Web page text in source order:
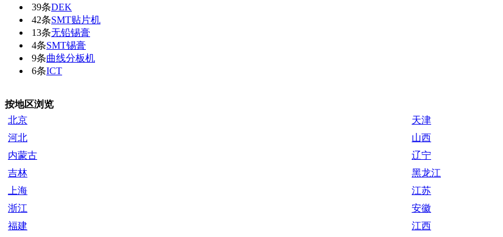
39条DEK
42条SMT贴片机
13条无铅锡膏
4条SMT锡膏
9条曲线分板机
6条ICT
按地区浏览
北京
天津
河北
山西
内蒙古
辽宁
吉林
黑龙江
上海
江苏
浙江
安徽
福建
江西